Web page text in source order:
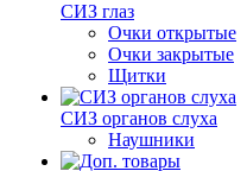
СИЗ глаз
Очки открытые
Очки закрытые
Щитки
СИЗ органов слуха
Наушники